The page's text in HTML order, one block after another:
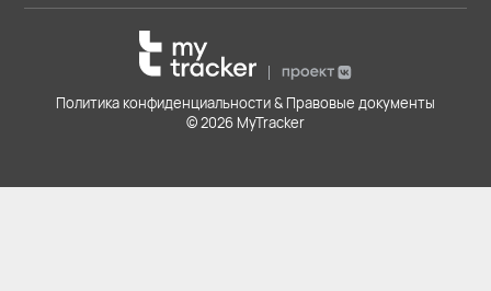
Политика конфиденциальности & Правовые документы
© 2026 MyTracker